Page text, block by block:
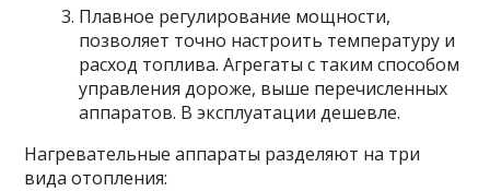
Плавное регулирование мощности,
позволяет точно настроить температуру и
расход топлива. Агрегаты с таким способом
управления дороже, выше перечисленных
аппаратов. В эксплуатации дешевле.
Нагревательные аппараты разделяют на три
вида отопления: